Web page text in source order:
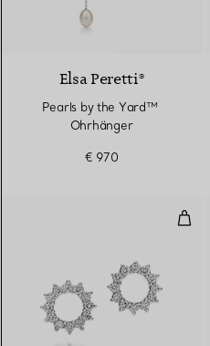
Elsa Peretti®
Pearls by the Yard™ ​​
Ohrhänger
€ 970